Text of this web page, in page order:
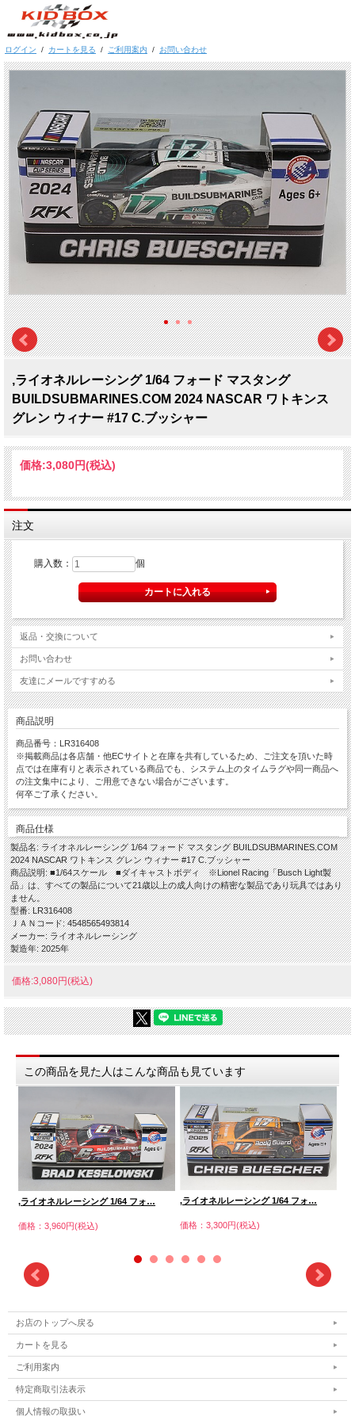
ログイン / カートを見る / ご利用案内 / お問い合わせ
,ライオネルレーシング 1/64 フォード マスタング
BUILDSUBMARINES.COM 2024 NASCAR ワトキンス
グレン ウィナー #17 C.ブッシャー
価格:3,080円(税込)
注文
購入数： 個
返品・交換について
お問い合わせ
友達にメールですすめる
商品説明
商品番号：LR316408
※掲載商品は各店舗・他ECサイトと在庫を共有しているため、ご注文を頂いた時
点では在庫有りと表示されている商品でも、システム上のタイムラグや同一商品へ
の注文集中により、ご用意できない場合がございます。
何卒ご了承ください。
商品仕様
製品名: ライオネルレーシング 1/64 フォード マスタング BUILDSUBMARINES.COM
2024 NASCAR ワトキンス グレン ウィナー #17 C.ブッシャー
商品説明: ■1/64スケール ■ダイキャストボディ ※Lionel Racing「Busch Light製
品」は、すべての製品について21歳以上の成人向けの精密な製品であり玩具ではあり
ません。
型番: LR316408
ＪＡＮコード: 4548565493814
メーカー: ライオネルレーシング
製造年: 2025年
価格:3,080円(税込)
この商品を見た人はこんな商品も見ています
,ライオネルレーシング 1/64 フォ…
価格：3,960円(税込)
,ライオネルレーシング 1/64 フォ…
価格：3,300円(税込)
お店のトップへ戻る
カートを見る
ご利用案内
特定商取引法表示
個人情報の取扱い